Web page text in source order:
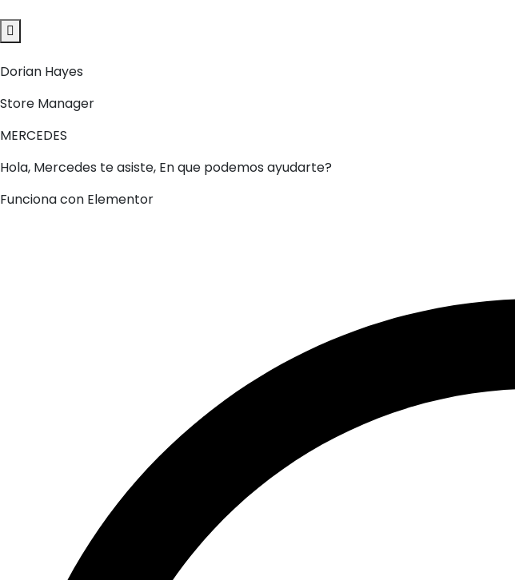
Dorian Hayes
Store Manager
MERCEDES
Hola, Mercedes te asiste, En que podemos ayudarte?
Funciona con Elementor